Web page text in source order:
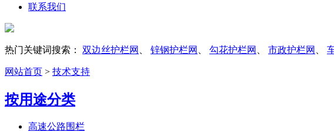
联系我们
热门关键词搜索： 双边丝护栏网 锌钢护栏网 勾花护栏网 市政护栏网
网站首页 > 技术支持
按用途分类
高速公路围栏